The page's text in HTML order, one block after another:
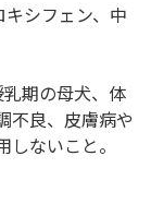
キシフェン、中
乳期の母犬、体
不良、皮膚病や
ないこと。